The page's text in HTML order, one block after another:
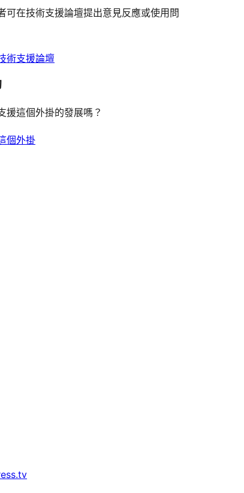
可在技術支援論壇提出意見反應或使用問
術支援論壇
援這個外掛的發展嗎？
個外掛